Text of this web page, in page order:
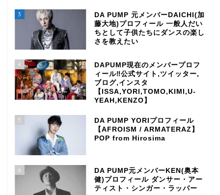
3
DA PUMP 元メンバーDAICHI(加
藤大地)プロフィール 一般人だい
ちとして子供たちにダンスの楽し
さを教えたい
4
DAPUMP現在のメンバープロフ
ィール‼公式サイト,ツイッター,
ブログ,インスタ
【ISSA,YORI,TOMO,KIMI,U-
YEAH,KENZO】
5
DA PUMP YORIプロフィール
【AFROISM / ARMATERAZ】
POP from Hirosima
6
DA PUMP元メンバーKEN(奥本
健)プロフィール ダンサー・アー
ティスト・シンガー・ラッパー